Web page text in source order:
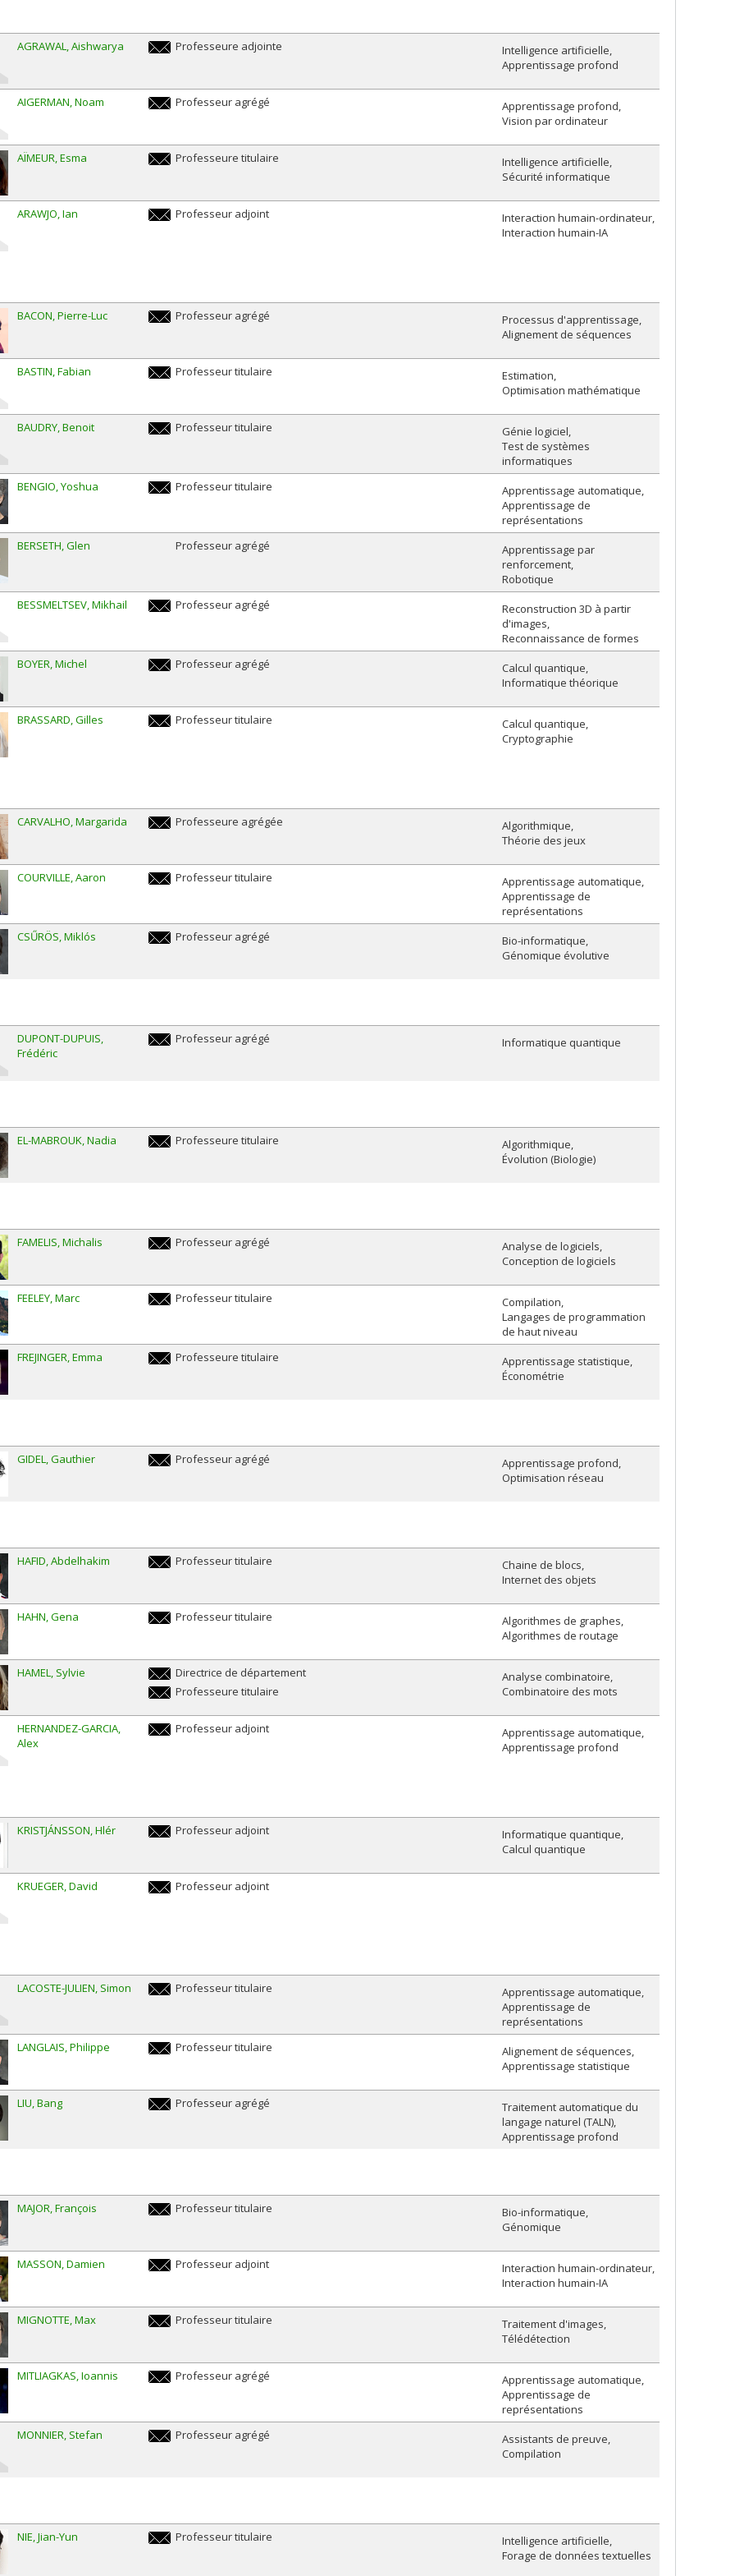
AGRAWAL Aishwarya
Professeure adjointe
Intelligence artificielle
Apprentissage profond
AIGERMAN Noam
Professeur agrégé
Apprentissage profond
Vision par ordinateur
AÏMEUR Esma
Professeure titulaire
Intelligence artificielle
Sécurité informatique
ARAWJO Ian
Professeur adjoint
Interaction humain-ordinateur
Interaction humain-IA
BACON Pierre-Luc
Professeur agrégé
Processus d'apprentissage
Alignement de séquences
BASTIN Fabian
Professeur titulaire
Estimation
Optimisation mathématique
BAUDRY Benoit
Professeur titulaire
Génie logiciel
Test de systèmes
informatiques
BENGIO Yoshua
Professeur titulaire
Apprentissage automatique
Apprentissage de
représentations
BERSETH Glen Professeur agrégé
Apprentissage par
renforcement
Robotique
BESSMELTSEV Mikhail
Professeur agrégé
Reconstruction 3D à partir
d'images
Reconnaissance de formes
BOYER Michel
Professeur agrégé
Calcul quantique
Informatique théorique
BRASSARD Gilles
Professeur titulaire
Calcul quantique
Cryptographie
CARVALHO Margarida
Professeure agrégée
Algorithmique
Théorie des jeux
COURVILLE Aaron
Professeur titulaire
Apprentissage automatique
Apprentissage de
représentations
CSŰRÖS Miklós
Professeur agrégé
Bio-informatique
Génomique évolutive
DUPONT-DUPUIS
Frédéric
Professeur agrégé Informatique quantique
EL-MABROUK Nadia
Professeure titulaire
Algorithmique
Évolution (Biologie)
FAMELIS Michalis
Professeur agrégé
Analyse de logiciels
Conception de logiciels
FEELEY Marc
Professeur titulaire
Compilation
Langages de programmation
de haut niveau
FREJINGER Emma
Professeure titulaire
Apprentissage statistique
Économétrie
GIDEL Gauthier
Professeur agrégé
Apprentissage profond
Optimisation réseau
HAFID Abdelhakim
Professeur titulaire
Chaine de blocs
Internet des objets
HAHN Gena
Professeur titulaire
Algorithmes de graphes
Algorithmes de routage
HAMEL
Sylvie
sylvie.hamel@umontreal.ca
Directrice de département
Professeure titulaire
Analyse combinatoire
Combinatoire des mots
HERNANDEZ-GARCIA
Alex
Professeur adjoint
Apprentissage automatique
Apprentissage profond
KRISTJÁNSSON Hlér
Professeur adjoint
Informatique quantique
Calcul quantique
KRUEGER David
Professeur adjoint
LACOSTE-JULIEN Simon
Professeur titulaire
Apprentissage automatique
Apprentissage de
représentations
LANGLAIS Philippe
Professeur titulaire
Alignement de séquences
Apprentissage statistique
LIU Bang
Professeur agrégé
Traitement automatique du
langage naturel (TALN)
Apprentissage profond
MAJOR François
Professeur titulaire
Bio-informatique
Génomique
MASSON Damien
Professeur adjoint
Interaction humain-ordinateur
Interaction humain-IA
MIGNOTTE Max
Professeur titulaire
Traitement d'images
Télédétection
MITLIAGKAS Ioannis
Professeur agrégé
Apprentissage automatique
Apprentissage de
représentations
MONNIER Stefan
Professeur agrégé
Assistants de preuve
Compilation
NIE Jian-Yun
Professeur titulaire
Intelligence artificielle
Forage de données textuelles